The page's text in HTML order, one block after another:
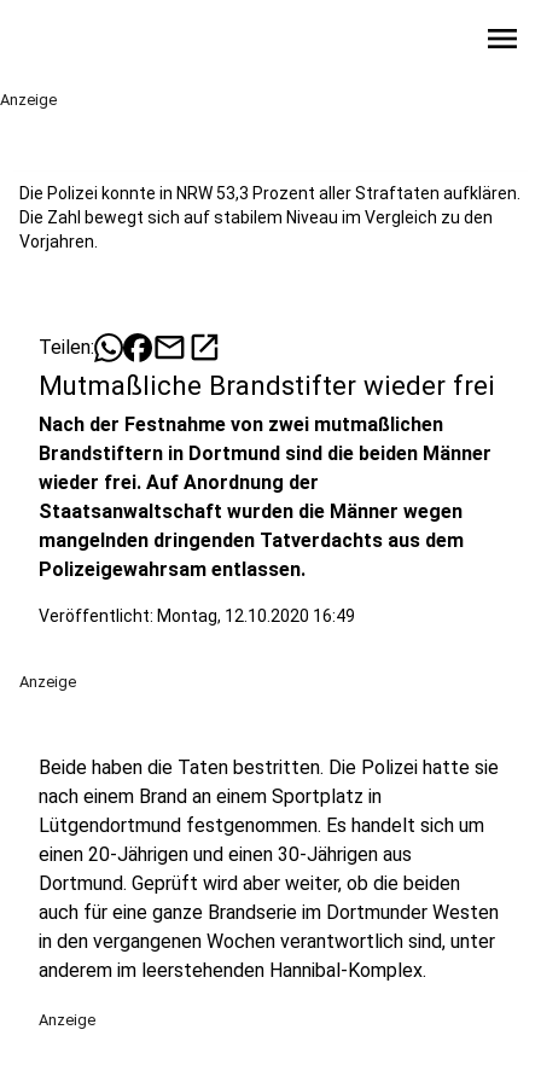
menu
Anzeige
Die Polizei konnte in NRW 53,3 Prozent aller Straftaten aufklären.
Die Zahl bewegt sich auf stabilem Niveau im Vergleich zu den
Vorjahren.
Teilen: mailopen_in_new
Mutmaßliche Brandstifter wieder frei
Nach der Festnahme von zwei mutmaßlichen
Brandstiftern in Dortmund sind die beiden Männer
wieder frei. Auf Anordnung der
Staatsanwaltschaft wurden die Männer wegen
mangelnden dringenden Tatverdachts aus dem
Polizeigewahrsam entlassen.
Veröffentlicht: Montag, 12.10.2020 16:49
Anzeige
Beide haben die Taten bestritten. Die Polizei hatte sie
nach einem Brand an einem Sportplatz in
Lütgendortmund festgenommen. Es handelt sich um
einen 20-Jährigen und einen 30-Jährigen aus
Dortmund. Geprüft wird aber weiter, ob die beiden
auch für eine ganze Brandserie im Dortmunder Westen
in den vergangenen Wochen verantwortlich sind, unter
anderem im leerstehenden Hannibal-Komplex.
Anzeige